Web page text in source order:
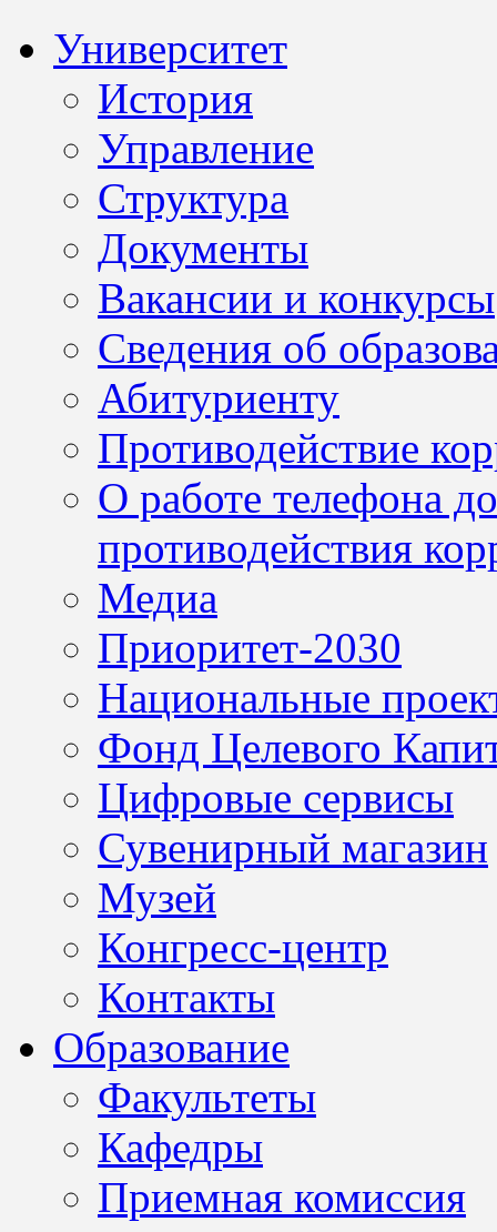
Университет
История
Управление
Структура
Документы
Вакансии и конкурсы
Сведения об
Абитуриенту
Противодействие
О работе телефона
противодействия
Медиа
Приоритет-2030
Национальные
Фонд Целевого
Цифровые сервисы
Сувенирный магазин
Музей
Конгресс-центр
Контакты
Образование
Факультеты
Кафедры
Приемная комиссия